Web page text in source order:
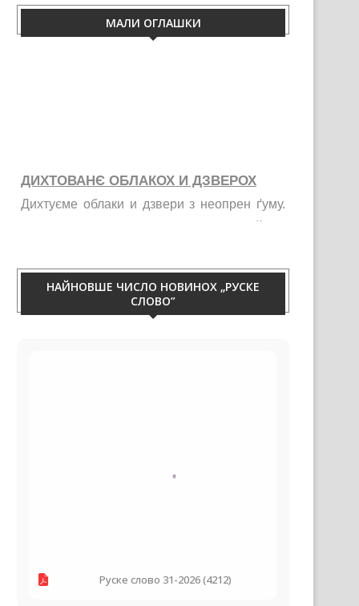
МАЛИ ОГЛАШКИ
Дихтуєме облаки и дзвери з неопрен ґуму.
Тирваца изолация од витру, жими, галайку и
НАЙНОВШЕ ЧИСЛО НОВИНОХ „РУСКЕ
СЛОВО”
Руске слово 31-2026 (4212)